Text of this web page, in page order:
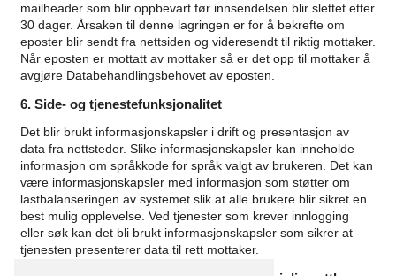
mailheader som blir oppbevart før innsendelsen blir slettet etter
30 dager. Årsaken til denne lagringen er for å bekrefte om
eposter blir sendt fra nettsiden og videresendt til riktig mottaker.
Når eposten er mottatt av mottaker så er det opp til mottaker å
avgjøre Databehandlingsbehovet av eposten.
6. Side- og tjenestefunksjonalitet
Det blir brukt informasjonskapsler i drift og presentasjon av
data fra nettsteder. Slike informasjonskapsler kan inneholde
informasjon om språkkode for språk valgt av brukeren. Det kan
være informasjonskapsler med informasjon som støtter om
lastbalanseringen av systemet slik at alle brukere blir sikret en
best mulig opplevelse. Ved tjenester som krever innlogging
eller søk kan det bli brukt informasjonskapsler som sikrer at
tjenesten presenterer data til rett mottaker.